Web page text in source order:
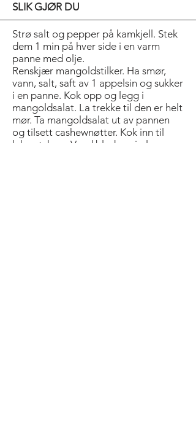
SLIK GJØR DU
Strø salt og pepper på kamkjell. Stek
dem 1 min på hver side i en varm
panne med olje.
Renskjær mangoldstilker. Ha smør,
vann, salt, saft av 1 appelsin og sukker
i en panne. Kok opp og legg i
mangoldsalat. La trekke til den er helt
mør. Ta mangoldsalat ut av pannen
og tilsett cashewnøtter. Kok inn til
laken tykner. Vend bladene i glasuren